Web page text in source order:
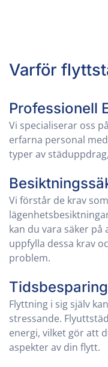
Varför
Professionell
Vi specialiserar oss
erfarna personal
typer av
Vi förstår de krav
kan du vara säker
uppfylla dessa krav
problem.
Tidsbesparing
Flyttning i sig själv
stressande.
energi, vilket gör att
aspekter av din flytt.